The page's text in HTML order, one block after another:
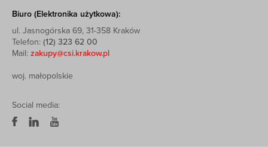
Biuro (Elektronika użytkowa):
ul. Jasnogórska 69, 31-358 Kraków
Telefon: (12) 323 62 00
Mail: zakupy@csi.krakow.pl
woj. małopolskie
Social media: